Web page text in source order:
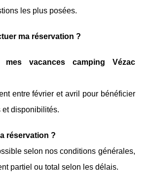
les plus posées.
ma réservation ?
mes vacances camping Vézac
entre février et avril pour bénéficier
et disponibilités.
réservation ?
selon nos conditions générales,
partiel ou total selon les délais.